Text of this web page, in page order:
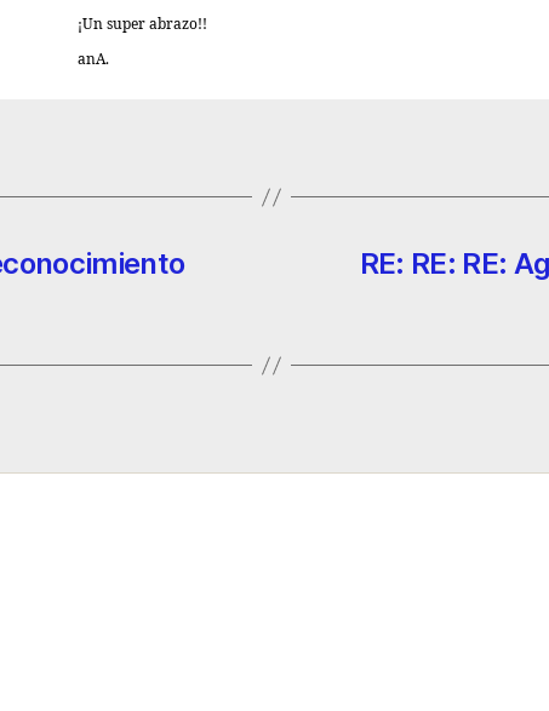
¡Un super abrazo!!
anA.
RE: RE: RE: